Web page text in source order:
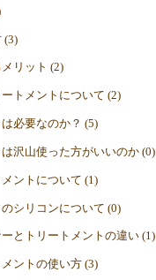
(3)
リット (2)
トメントについて (2)
必要なのか？ (5)
沢山使った方がいいのか (0)
ントについて (1)
シリコンについて (0)
とトリートメントの違い (1)
ントの使い方 (3)